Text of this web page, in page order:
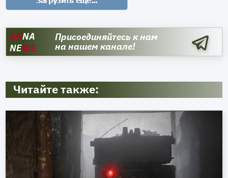
ANNA
NEWS
Присоединяйтесь к нам
на нашем канале!
Читайте также: